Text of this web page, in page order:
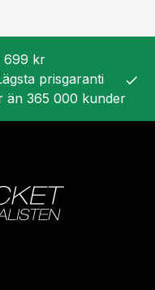
699 kr
prisgaranti check
än 365 000 kunder